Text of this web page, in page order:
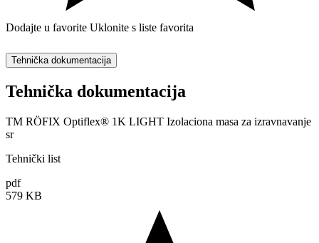
Dodajte u favorite Uklonite s liste favorita
Tehnička dokumentacija
Tehnička dokumentacija
TM RÖFIX Optiflex® 1K LIGHT Izolaciona masa za izravnavanje
sr
Tehnički list
pdf
579 KB